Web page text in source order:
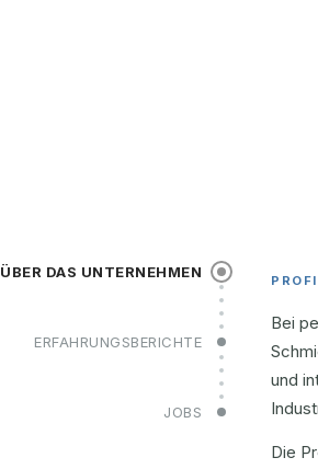
ÜBER DAS UNTERNEHMEN
ERFAHRUNGSBERICHTE
JOBS
Bei
und
Die